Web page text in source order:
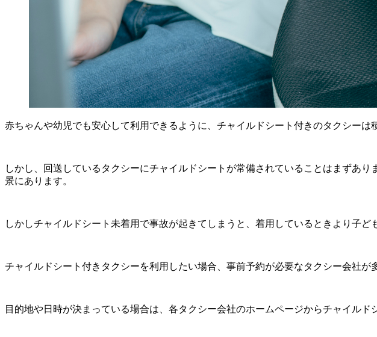
赤ちゃんや幼児でも安心して利用できるように、チャイルドシート付きのタクシーは
しかし、回送しているタクシーにチャイルドシートが常備されていることはまずあ
景にあります。
しかしチャイルドシート未着用で事故が起きてしまうと、着用しているときより子ど
チャイルドシート付きタクシーを利用したい場合、事前予約が必要なタクシー会社が
目的地や日時が決まっている場合は、各タクシー会社のホームページからチャイル